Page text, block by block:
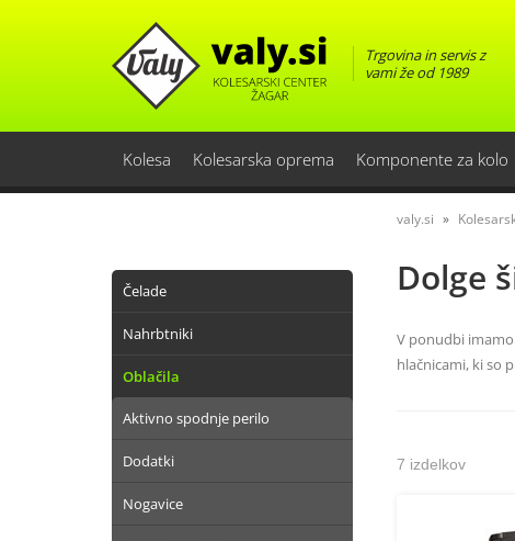
Trgovina in servis z
vami že od 1989
Kolesa Kolesarska oprema Komponente za kolo
Čelade
Nahrbtniki
Oblačila
Aktivno spodnje perilo
Dodatki
Nogavice
valy.si
Dolge
V ponudbi
hlačnicami, ki so
7 izdelkov